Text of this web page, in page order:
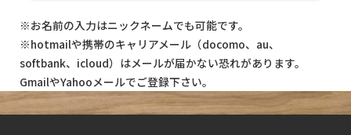
※お名前の入力はニックネームでも可能です。
※hotmailや携帯のキャリアメール（docomo、au、
softbank、icloud）はメールが届かない恐れがあります。
GmailやYahooメールでご登録下さい。